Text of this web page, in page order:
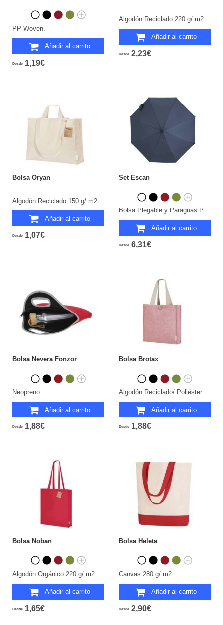
PP-Woven.
Añadir al carrito
Desde 1,19€
Algodón Reciclado 220 g/ m2.
Añadir al carrito
Desde 2,23€
Bolsa Oryan
Algodón Reciclado 150 g/ m2.
Añadir al carrito
Desde 1,07€
Set Escan
Bolsa Plegable y Paraguas Pongee 190T RPET. Varillas Fibra de Vidrio. 21". Sistema Antiviento.
Añadir al carrito
Desde 6,31€
Bolsa Nevera Fonzor
Neopreno.
Añadir al carrito
Desde 1,88€
Bolsa Brotax
Algodón Reciclado/ Poliéster RPET 300 g/ m2.
Añadir al carrito
Desde 1,88€
Bolsa Noban
Algodón Orgánico 220 g/ m2.
Añadir al carrito
Desde 1,65€
Bolsa Heleta
Canvas 280 g/ m2.
Añadir al carrito
Desde 2,90€